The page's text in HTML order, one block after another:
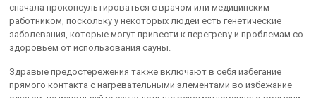
сначала проконсультироваться с врачом или медицинским
работником, поскольку у некоторых людей есть генетические
заболевания, которые могут привести к перегреву и проблемам со
здоровьем от использования сауны.
Здравые предостережения также включают в себя избегание
прямого контакта с нагревательными элементами во избежание